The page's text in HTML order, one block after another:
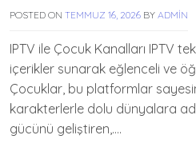
POSTED ON TEMMUZ 16, 2026 BY ADMIN
IPTV ile Çocuk Kanalları IPTV
içerikler sunarak eğlenceli ve
Çocuklar, bu platformlar
karakterlerle dolu dünyalara
gücünü geliştiren,….